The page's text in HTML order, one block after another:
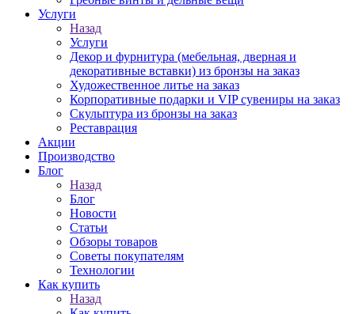
Услуги
Назад
Услуги
Декор и фурнитура (мебельная, дверная и
декоративные вставки) из бронзы на заказ
Художественное литье на заказ
Корпоративные подарки и VIP сувениры на заказ
Скульптура из бронзы на заказ
Реставрация
Акции
Производство
Блог
Назад
Блог
Новости
Статьи
Обзоры товаров
Советы покупателям
Технологии
Как купить
Назад